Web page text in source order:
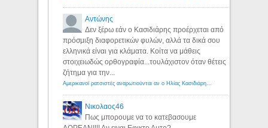
Αντώνης
Δεν ξέρω εάν ο Κασιδιάρης προέρχεται από
πρόσμιξη διαφορετικών φυλών, αλλά τα δικά σου
ελληνικά είναι για κλάματα. Κοίτα να μάθεις
στοιχειωδώς ορθογραφία...τουλάχιστον όταν θέτεις
ζήτημα για την...
Αμερικανοί ρατσιστές αναρωτιούνται αν ο Ηλίας Κασιδιάρης ανήκει στη λευκή φυλή... - Λόγιος Ερμής
Νικολαος46
Πως μπορουμε να το κατεβασουμε